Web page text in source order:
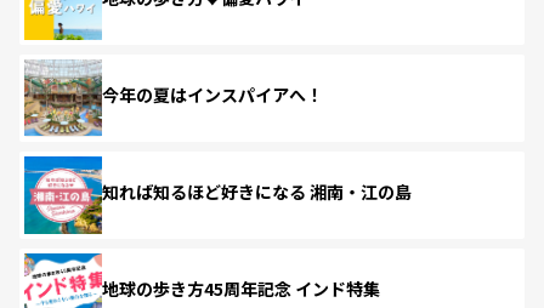
今年の夏はインスパイアへ！
知れば知るほど好きになる 湘南・江の島
地球の歩き方45周年記念 インド特集